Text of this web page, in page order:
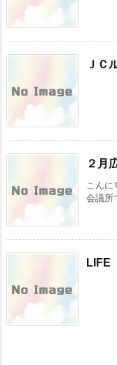
ＪＣ
２月
こん
会議所
LIFE